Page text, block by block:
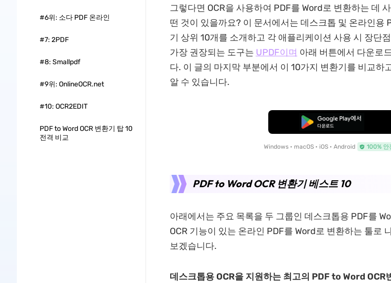
#6위: 소다 PDF 온라인
#7: 2PDF
#8: Smallpdf
#9위: OnlineOCR.net
#10: OCR2EDIT
PDF to Word OCR 변환기 탑 10
전격 비교
그렇다면 OCR을 사용하여 PDF를 Word로 변환하는 데
떤 것이 있을까요? 이 문서에서는 데스크톱 및 온라인용
기 상위 10개를 소개하고 각 애플리케이션 사용 시 장단
가장 권장되는 도구는 UPDF이며 아래 버튼에서 다운로
다. 이 글의 마지막 부분에서 이 10가지 변환기를 비교하
알 수 있습니다.
무료로 다운로드
Windows • macOS • iOS • Android 100% 안
PDF to Word OCR 변환기 베스트 10
아래에서는 주요 목록을 두 그룹인 데스크톱용 PDF를
OCR 기능이 있는 온라인 PDF를 Word로 변환하는 툴로
보겠습니다.
데스크톱용 OCR을 지원하는 최고의 PDF to Word OCR